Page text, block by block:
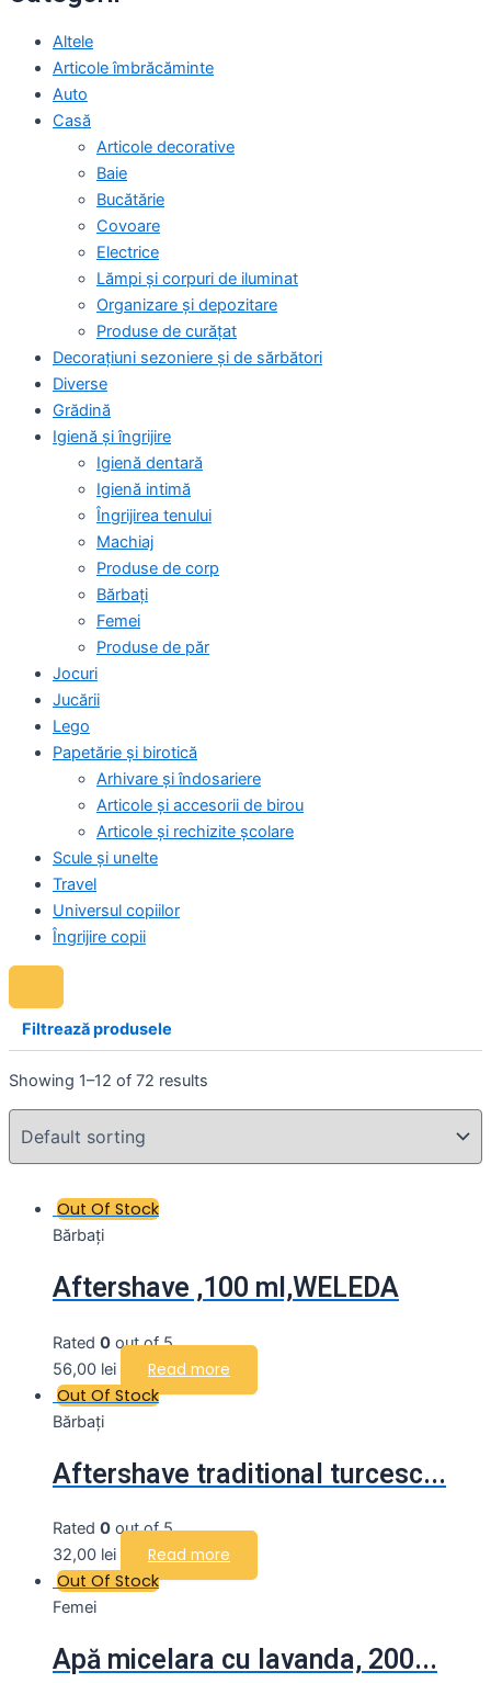
Altele
Articole îmbrăcăminte
Auto
Casă
Articole decorative
Baie
Bucătărie
Covoare
Electrice
Lămpi și corpuri de iluminat
Organizare și depozitare
Produse de curățat
Decorațiuni sezoniere și de sărbători
Diverse
Grădină
Igienă și îngrijire
Igienă dentară
Igienă intimă
Îngrijirea tenului
Machiaj
Produse de corp
Bărbați
Femei
Produse de păr
Jocuri
Jucării
Lego
Papetărie și birotică
Arhivare și îndosariere
Articole și accesorii de birou
Articole și rechizite școlare
Scule și unelte
Travel
Universul copiilor
Îngrijire copii
Filtrează produsele
Showing 1–12 of 72 results
Out Of Stock
Bărbați
Aftershave ,100 ml,WELEDA
Rated 0 out of 5
56,00 lei Read more
Out Of Stock
Bărbați
Aftershave traditional turcesc...
Rated 0 out of 5
32,00 lei Read more
Out Of Stock
Femei
Apă micelara cu lavanda, 200...